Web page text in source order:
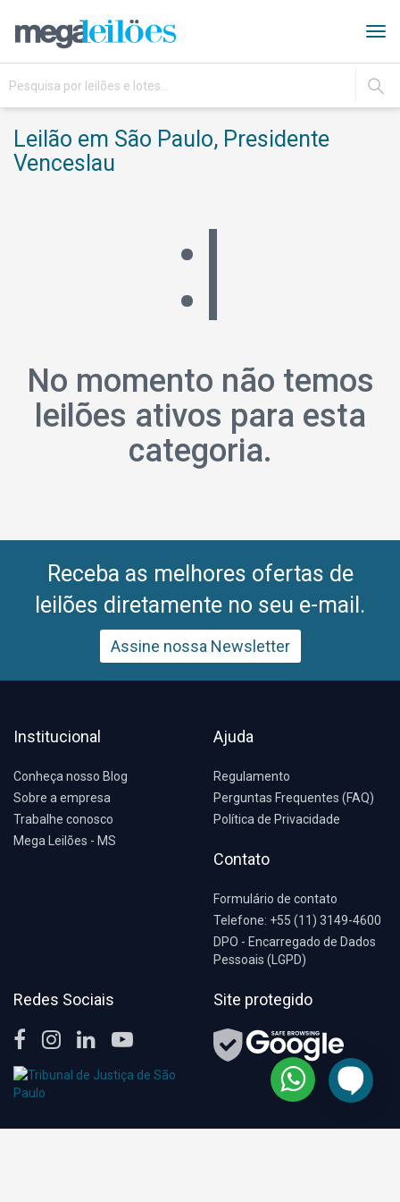
IR
Leilão em São Paulo, Presidente
Venceslau
:|
No momento não temos
leilões ativos para esta
categoria.
Receba as melhores ofertas de
leilões diretamente no seu e-mail.
Assine nossa Newsletter
Institucional
Conheça nosso Blog
Sobre a empresa
Trabalhe conosco
Mega Leilões - MS
Ajuda
Regulamento
Perguntas Frequentes (FAQ)
Política de Privacidade
Contato
Formulário de contato
Telefone: +55 (11) 3149-4600
DPO - Encarregado de Dados
Pessoais (LGPD)
Redes Sociais Site protegido